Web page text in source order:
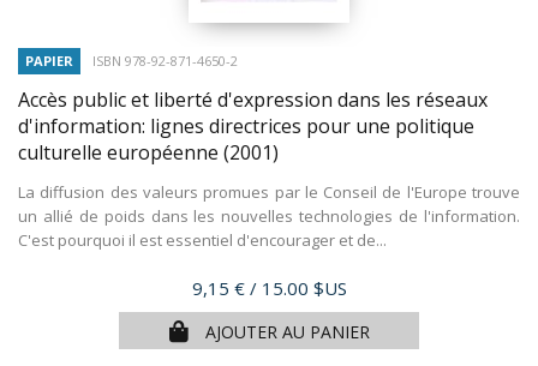
PAPIER ISBN 978-92-871-4650-2
Accès public et liberté d'expression dans les réseaux
d'information: lignes directrices pour une politique
culturelle européenne (2001)
La diffusion des valeurs promues par le Conseil de l'Europe trouve
un allié de poids dans les nouvelles technologies de l'information.
C'est pourquoi il est essentiel d'encourager et de...
Prix
9,15 € / 15.00 $US
AJOUTER AU PANIER